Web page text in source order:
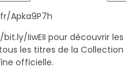
Apka9P7h
IiwEII pour découvrir
les titres de la Collection
officielle.